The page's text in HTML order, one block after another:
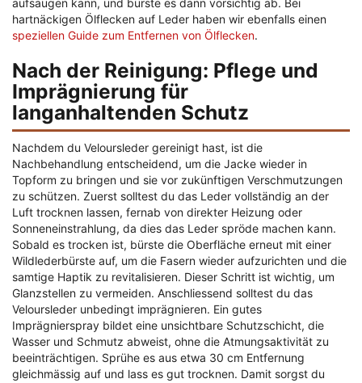
aufsaugen kann, und bürste es dann vorsichtig ab. Bei
hartnäckigen Ölflecken auf Leder haben wir ebenfalls einen
speziellen Guide zum Entfernen von Ölflecken.
Nach der Reinigung: Pflege und
Imprägnierung für
langanhaltenden Schutz
Nachdem du Veloursleder gereinigt hast, ist die
Nachbehandlung entscheidend, um die Jacke wieder in
Topform zu bringen und sie vor zukünftigen Verschmutzungen
zu schützen. Zuerst solltest du das Leder vollständig an der
Luft trocknen lassen, fernab von direkter Heizung oder
Sonneneinstrahlung, da dies das Leder spröde machen kann.
Sobald es trocken ist, bürste die Oberfläche erneut mit einer
Wildlederbürste auf, um die Fasern wieder aufzurichten und die
samtige Haptik zu revitalisieren. Dieser Schritt ist wichtig, um
Glanzstellen zu vermeiden. Anschliessend solltest du das
Veloursleder unbedingt imprägnieren. Ein gutes
Imprägnierspray bildet eine unsichtbare Schutzschicht, die
Wasser und Schmutz abweist, ohne die Atmungsaktivität zu
beeinträchtigen. Sprühe es aus etwa 30 cm Entfernung
gleichmässig auf und lass es gut trocknen. Damit sorgst du